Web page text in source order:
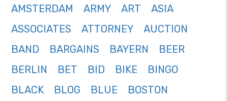
AMSTERDAM
ARMY ART
ASIA
ASSOCIATES
ATTORNEY
AUCTION
BAND
BARGAINS BAYERN
BEER
BERLIN
BET BID BIKE
BINGO
BLACK
BLOG BLUE
BOSTON